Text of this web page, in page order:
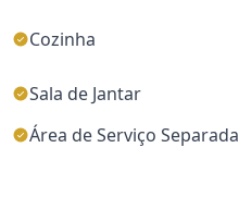
Cozinha
Sala de Jantar
Área de Serviço Separada